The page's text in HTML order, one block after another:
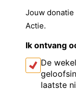
m
m
e
Jouw donatie
Actie.
Ik ontvang
De
laatste